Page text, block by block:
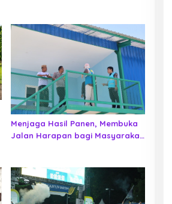
Menjaga Hasil Panen, Membuka
Jalan Harapan bagi Masyarakat